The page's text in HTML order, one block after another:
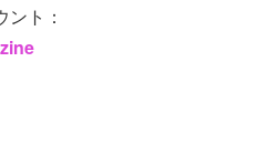
ト：